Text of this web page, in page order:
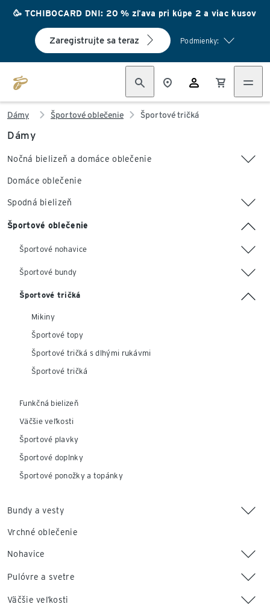
🥳 TCHIBOCARD DNI: 20 % zľava pri kúpe 2 a viac kusov
Zaregistrujte sa teraz Podmienky:
Dámy Športové oblečenie Športové tričká
Dámy
Nočná bielizeň a domáce oblečenie
Domáce oblečenie
Spodná bielizeň
Športové oblečenie
Športové nohavice
Športové bundy
Športové tričká
Mikiny
Športové topy
Športové tričká s dlhými rukávmi
Športové tričká
Funkčná bielizeň
Väčšie veľkosti
Športové plavky
Športové doplnky
Športové ponožky a topánky
Bundy a vesty
Vrchné oblečenie
Nohavice
Pulóvre a svetre
Väčšie veľkosti